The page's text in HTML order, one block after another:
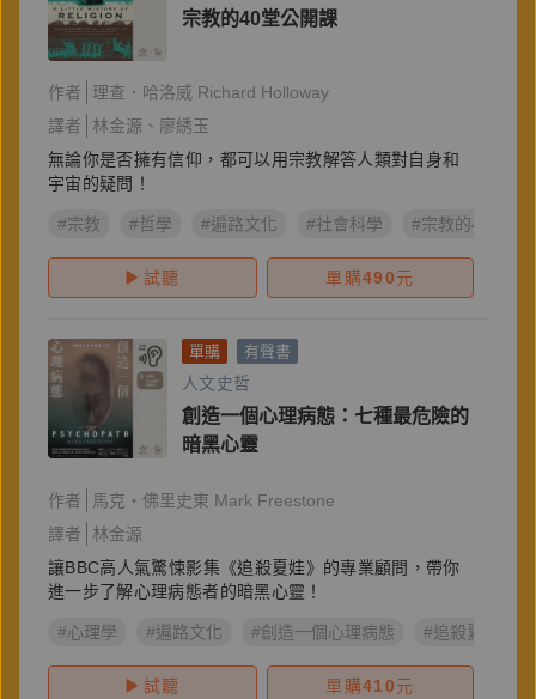
宗教的40堂公開課
作者
理查．哈洛威 Richard Holloway
譯者
林金源
廖綉玉
無論你是否擁有信仰，都可以用宗教解答人類對自身和
宇宙的疑問！
#宗教 #哲學 #遍路文化 #社會科學 #宗教的40堂公
試聽 單購490元
單購 有聲書
人文史哲
創造一個心理病態：七種最危險的
暗黑心靈
作者
馬克‧佛里史東 Mark Freestone
譯者
林金源
讓BBC高人氣驚悚影集《追殺夏娃》的專業顧問，帶你
進一步了解心理病態者的暗黑心靈！
#心理學 #遍路文化 #創造一個心理病態 #追殺夏娃
試聽 單購410元